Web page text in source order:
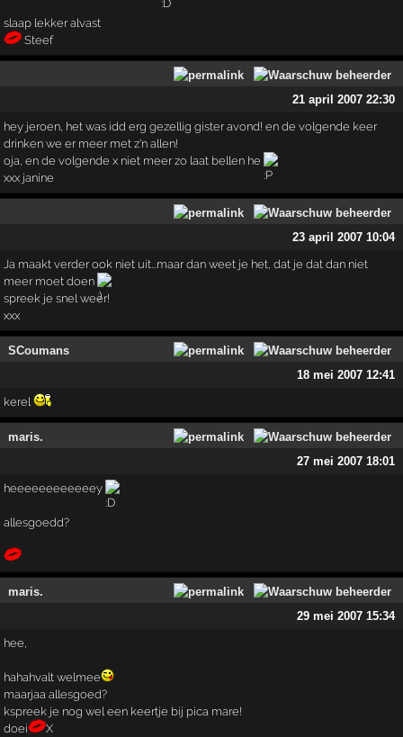
slaap lekker alvast
Steef
21 april 2007 22:30
hey jeroen, het was idd erg gezellig gister avond! en de volgende keer
drinken we er meer met z'n allen!
oja, en de volgende x niet meer zo laat bellen he
xxx janine
23 april 2007 10:04
Ja maakt verder ook niet uit...maar dan weet je het, dat je dat dan niet
meer moet doen
spreek je snel weer!
xxx
SCoumans
18 mei 2007 12:41
kerel
maris.
27 mei 2007 18:01
heeeeeeeeeeeey
allesgoedd?
maris.
29 mei 2007 15:34
hee,
hahahvalt welmee
maarjaa allesgoed?
kspreek je nog wel een keertje bij pica mare!
doei
X